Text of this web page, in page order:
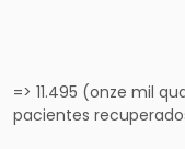
=> 11.495 (onze mil
pacientes